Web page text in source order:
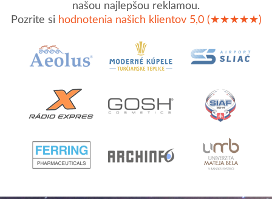
našou najlepšou reklamou.
Pozrite si hodnotenia našich klientov 5,0 (★★★★★)